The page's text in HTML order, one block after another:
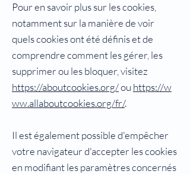
Pour en savoir plus sur les cookies,
notamment sur la manière de voir
quels cookies ont été définis et de
comprendre comment les gérer, les
supprimer ou les bloquer, visitez
https://aboutcookies.org/ou https://w
ww.allaboutcookies.org/fr/.
Il est également possible d'empêcher
votre navigateur d'accepter les cookies
en modifiant les paramètres concernés